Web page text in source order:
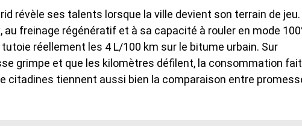
révèle ses talents lorsque la ville devient son terrain de jeu.
freinage régénératif et à sa capacité à rouler en mode
réellement les 4 L/100 km sur le bitume urbain. Sur
grimpe et que les kilomètres défilent, la consommation fait
citadines tiennent aussi bien la comparaison entre